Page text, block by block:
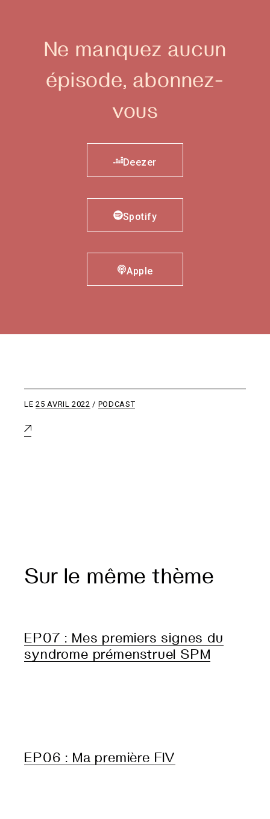
Ne manquez aucun
épisode, abonnez-
vous
Deezer
Spotify
Apple
LE25 AVRIL 2022 PODCAST
Sur le même thème
EP07 : Mes premiers signes du
syndrome prémenstruel SPM
EP06 : Ma première FIV